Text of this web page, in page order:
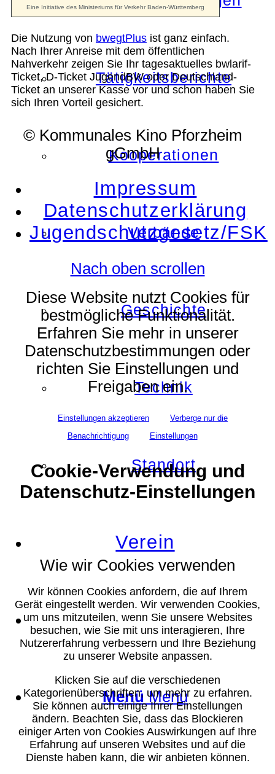
Tätigkeitsberichte
Kooperationen
Verbände
Geschichte
Technik
Standort
Verein
Suche
Menü Menü
Die Nutzung von bwegtPlus ist ganz einfach.
Nach Ihrer Anreise mit dem öffentlichen
Nahverkehr zeigen Sie Ihr tagesaktuelles bwlarif-
Ticket, D-Ticket JugendBW oder Deutschland-
Ticket an unserer Kasse vor und schon haben Sie
sich Ihren Vorteil gesichert.
© Kommunales Kino Pforzheim
gGmbH
Impressum
Datenschutzerklärung
Jugendschutzgesetz/FSK
Nach oben scrollen
Diese Website nutzt Cookies für
bestmögliche Funktionalität.
Erfahren Sie mehr in unserer
Datenschutzbestimmungen oder
richten Sie Einstellungen und
Freigaben ein.
Einstellungen akzeptieren
Verberge nur die
Benachrichtigung
Einstellungen
Cookie-Verwendung und
Datenschutz-Einstellungen
Wie wir Cookies verwenden
Wir können Cookies anfordern, die auf Ihrem
Gerät eingestellt werden. Wir verwenden Cookies,
um uns mitzuteilen, wenn Sie unsere Websites
besuchen, wie Sie mit uns interagieren, Ihre
Nutzererfahrung verbessern und Ihre Beziehung
zu unserer Website anpassen.
Klicken Sie auf die verschiedenen
Kategorienüberschriften, um mehr zu erfahren.
Sie können auch einige Ihrer Einstellungen
ändern. Beachten Sie, dass das Blockieren
einiger Arten von Cookies Auswirkungen auf Ihre
Erfahrung auf unseren Websites und auf die
Dienste haben kann, die wir anbieten können.